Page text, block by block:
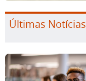
Últimas Notícias